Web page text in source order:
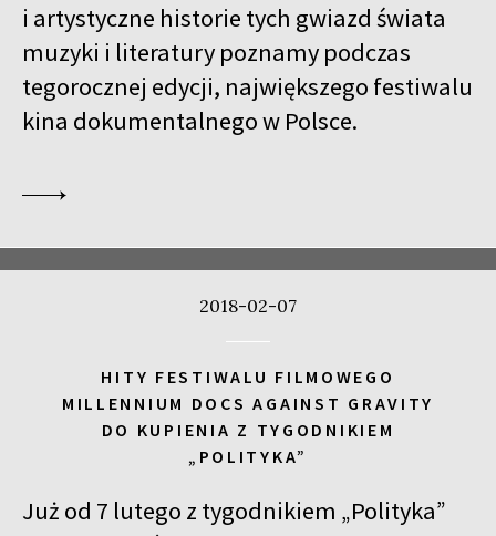
i artystyczne historie tych gwiazd świata
muzyki i literatury poznamy podczas
tegorocznej edycji, największego festiwalu
kina dokumentalnego w Polsce.
2018-02-07
HITY FESTIWALU FILMOWEGO
MILLENNIUM DOCS AGAINST GRAVITY
DO KUPIENIA Z TYGODNIKIEM
„POLITYKA”
Już od 7 lutego z tygodnikiem „Polityka”